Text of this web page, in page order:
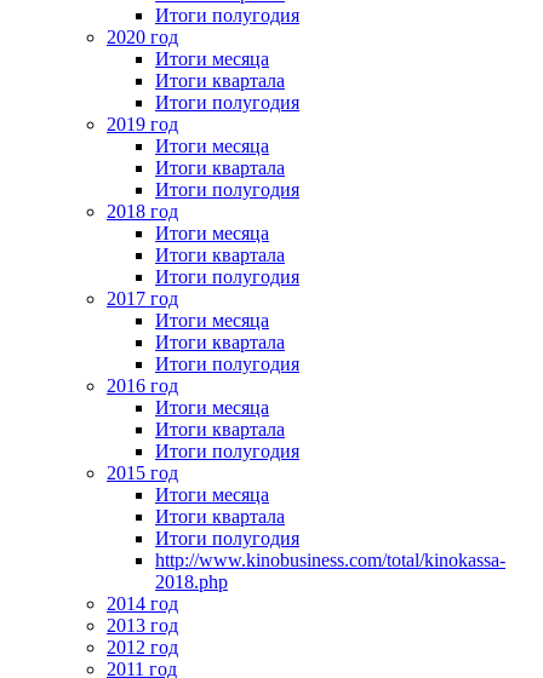
Итоги полугодия
2020 год
Итоги месяца
Итоги квартала
Итоги полугодия
2019 год
Итоги месяца
Итоги квартала
Итоги полугодия
2018 год
Итоги месяца
Итоги квартала
Итоги полугодия
2017 год
Итоги месяца
Итоги квартала
Итоги полугодия
2016 год
Итоги месяца
Итоги квартала
Итоги полугодия
2015 год
Итоги месяца
Итоги квартала
Итоги полугодия
http://www.kinobusiness.com/total/kinokassa-
2018.php
2014 год
2013 год
2012 год
2011 год